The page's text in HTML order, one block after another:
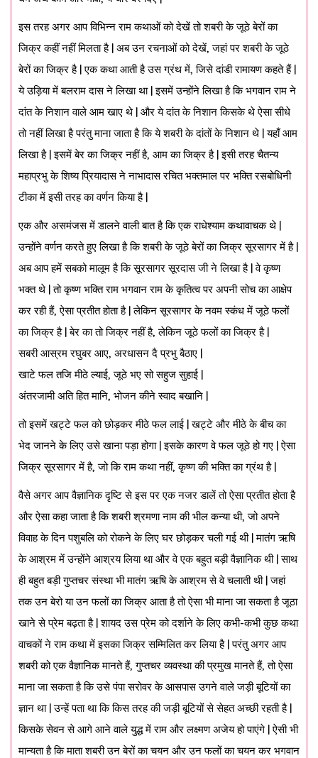
इस तरह अगर आप विभिन्न राम कथाओं को देखें तो शबरी के जूठे बेरों का
जिक्र कहीं नहीं मिलता है | अब उन रचनाओं को देखें, जहां पर शबरी के जूठे
बेरों का जिक्र है | एक कथा आती है उस ग्रंथ में, जिसे दांडी रामायण कहते हैं |
ये उड़िया में बलराम दास ने लिखा था | इसमें उन्होंने लिखा है कि भगवान राम ने
दांत के निशान वाले आम खाए थे | और ये दांत के निशान किसके थे ऐसा सीधे
तो नहीं लिखा है परंतु माना जाता है कि ये शबरी के दांतों के निशान थे | यहाँ आम
लिखा है | इसमें बेर का जिक्र नहीं है, आम का जिक्र है | इसी तरह चैतन्य
महाप्रभु के शिष्य प्रियादास ने नाभादास रचित भक्तमाल पर भक्ति रसबोधिनी
टीका में इसी तरह का वर्णन किया है |
एक और असमंजस में डालने वाली बात है कि एक राधेश्याम कथावाचक थे |
उन्होंने वर्णन करते हुए लिखा है कि शबरी के जूठे बेरों का जिक्र सूरसागर में है |
अब आप हमें सबको मालूम है कि सूरसागर सूरदास जी ने लिखा है | वे कृष्ण
भक्त थे | तो कृष्ण भक्ति राम भगवान राम के कृतित्व पर अपनी सोच का आक्षेप
कर रही हैं, ऐसा प्रतीत होता है | लेकिन सूरसागर के नवम स्कंध में जूठे फलों
का जिक्र है | बेर का तो जिक्र नहीं है, लेकिन जूठे फलों का जिक्र है |
सबरी आस्रम रघुबर आए, अरधासन दै प्रभु बैठाए |
खाटे फल तजि मीठे ल्याई, जूठे भए सो सहुज सुहाई |
अंतरजामी अति हित मानि, भोजन कीने स्वाद बखानि |
तो इसमें खट्टे फल को छोड़कर मीठे फल लाई | खट्टे और मीठे के बीच का
भेद जानने के लिए उसे खाना पड़ा होगा | इसके कारण वे फल जूठे हो गए | ऐसा
जिक्र सूरसागर में है, जो कि राम कथा नहीं, कृष्ण की भक्ति का ग्रंथ है |
वैसे अगर आप वैज्ञानिक दृष्टि से इस पर एक नजर डालें तो ऐसा प्रतीत होता है
और ऐसा कहा जाता है कि शबरी श्रमणा नाम की भील कन्या थी, जो अपने
विवाह के दिन पशुबलि को रोकने के लिए घर छोड़कर चली गई थी | मातंग ऋषि
के आश्रम में उन्होंने आश्रय लिया था और वे एक बहुत बड़ी वैज्ञानिक थी | साथ
ही बहुत बड़ी गुप्तचर संस्था भी मातंग ऋषि के आश्रम से वे चलाती थी | जहां
तक उन बेरो या उन फलों का जिक्र आता है तो ऐसा भी माना जा सकता है जूठा
खाने से प्रेम बढ़ता है | शायद उस प्रेम को दर्शाने के लिए कभी-कभी कुछ कथा
वाचकों ने राम कथा में इसका जिक्र सम्मिलित कर लिया है | परंतु अगर आप
शबरी को एक वैज्ञानिक मानते हैं, गुप्तचर व्यवस्था की प्रमुख मानते हैं, तो ऐसा
माना जा सकता है कि उसे पंपा सरोवर के आसपास उगने वाले जड़ी बूटियों का
ज्ञान था | उन्हें पता था कि किस तरह की जड़ी बूटियों से सेहत अच्छी रहती है |
किसके सेवन से आगे आने वाले युद्ध में राम और लक्ष्मण अजेय हो पाएंगे | ऐसी भी
मान्यता है कि माता शबरी उन बेरों का चयन और उन फलों का चयन कर भगवान